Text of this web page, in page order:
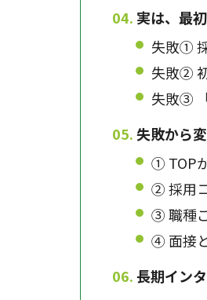
実は、最
失敗①
失敗②
失敗③
失敗から
① TOP
② 採用
③ 職種
④ 面接
長期イン